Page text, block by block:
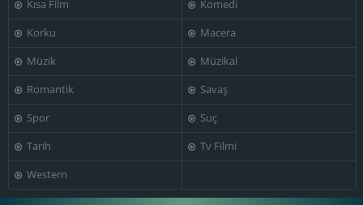
Kısa Film
Komedi
Korku
Macera
Müzik
Müzikal
Romantik
Savaş
Spor
Suç
Tarih
Tv Filmi
Western